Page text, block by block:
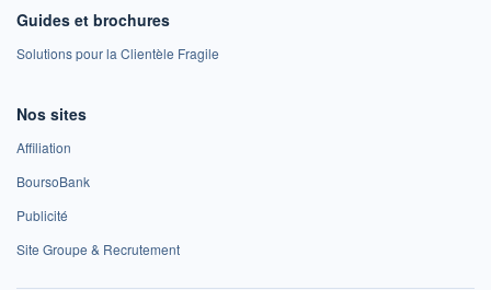
Guides et brochures
Solutions pour la Clientèle Fragile
Nos sites
Affiliation
BoursoBank
Publicité
Site Groupe & Recrutement